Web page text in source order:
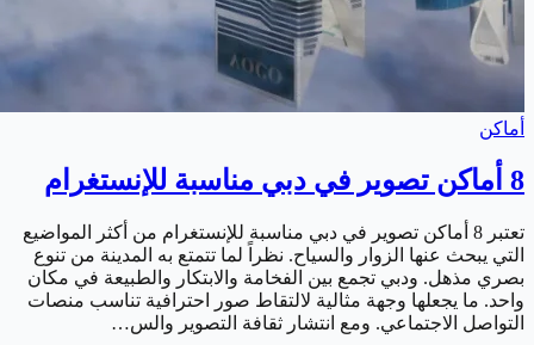
أماكن
8 أماكن تصوير في دبي مناسبة للإنستغرام
تعتبر 8 أماكن تصوير في دبي مناسبة للإنستغرام من أكثر المواضيع
التي يبحث عنها الزوار والسياح. نظراً لما تتمتع به المدينة من تنوع
بصري مذهل. ودبي تجمع بين الفخامة والابتكار والطبيعة في مكان
واحد. ما يجعلها وجهة مثالية لالتقاط صور احترافية تناسب منصات
التواصل الاجتماعي. ومع انتشار ثقافة التصوير والس…